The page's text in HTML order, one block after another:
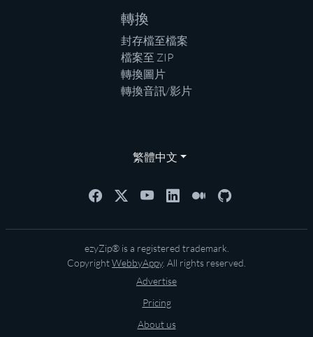
轉換
封存檔至檔案
檔案至 ZIP
轉換圖片
轉換音訊/影片
繁體中文
ezyZip® is a registered trademark.
CopyrightWebbyAppy. All rights reserved.
Advertise
Pricing
About us